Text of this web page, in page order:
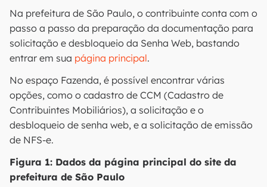
Na prefeitura de São Paulo, o contribuinte conta com o
passo a passo da preparação da documentação para
solicitação e desbloqueio da Senha Web, bastando
entrar em sua página principal.
No espaço Fazenda, é possível encontrar várias
opções, como o cadastro de CCM (Cadastro de
Contribuintes Mobiliários), a solicitação e o
desbloqueio de senha web, e a solicitação de emissão
de NFS-e.
Figura 1: Dados da página principal do site da
prefeitura de São Paulo